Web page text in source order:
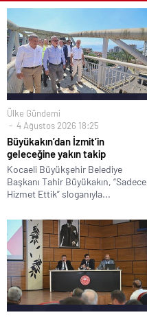
Ülke Gündemi
4 Ağustos 2026 18:25
Büyükakın’dan İzmit’in
geleceğine yakın takip
Kocaeli Büyükşehir Belediye
Başkanı Tahir Büyükakın, “Sadece
Hizmet Ettik” sloganıyla...